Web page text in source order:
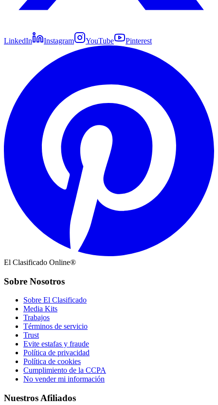
LinkedIn Instagram YouTube Pinterest
El Clasificado Online®
Sobre Nosotros
Sobre El Clasificado
Media Kits
Trabajos
Términos de servicio
Trust
Evite estafas y fraude
Política de privacidad
Política de cookies
Cumplimiento de la CCPA
No vender mi información
Nuestros Afiliados